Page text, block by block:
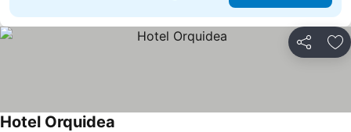
Teilen
Hotel Orquidea